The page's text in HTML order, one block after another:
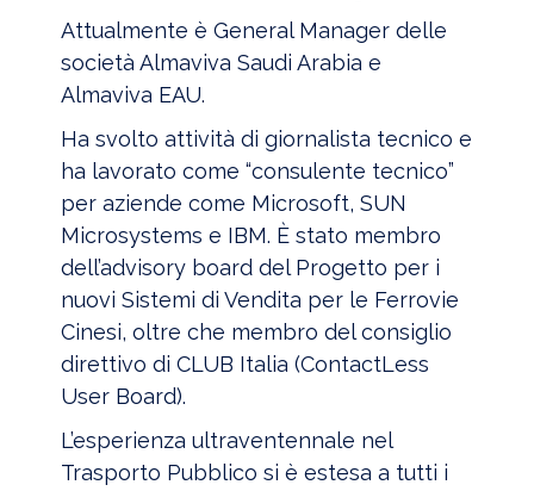
Attualmente è General Manager delle
società Almaviva Saudi Arabia e
Almaviva EAU.
Ha svolto attività di giornalista tecnico e
ha lavorato come “consulente tecnico”
per aziende come Microsoft, SUN
Microsystems e IBM. È stato membro
dell’advisory board del Progetto per i
nuovi Sistemi di Vendita per le Ferrovie
Cinesi, oltre che membro del consiglio
direttivo di CLUB Italia (ContactLess
User Board).
L’esperienza ultraventennale nel
Trasporto Pubblico si è estesa a tutti i